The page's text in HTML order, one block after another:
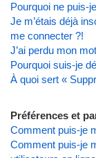
Pourquoi ne puis-
Je m’étais déjà
me connecter ?!
J’ai perdu mon
Pourquoi suis-je
À quoi sert «
Préférences et
Comment puis-je
Comment puis-je